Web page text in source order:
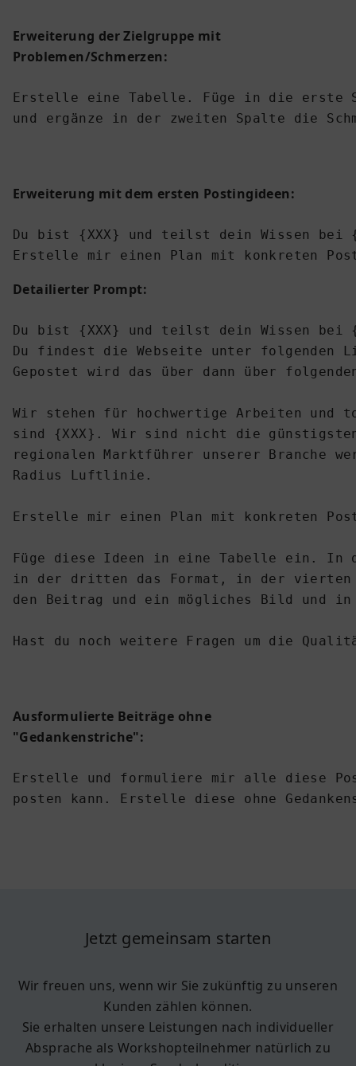
Erweiterung der Zielgruppe mit
Problemen/Schmerzen:
Erstelle eine Tabelle. Füge in die erste
und ergänze in der zweiten Spalte die
Erweiterung mit dem ersten Postingideen:
Du bist {XXX} und teilst dein Wissen bei
Erstelle mir einen Plan mit konkreten
Detailierter Prompt:
Du bist {XXX} und teilst dein Wissen bei
Du findest die Webseite unter folgenden
Gepostet wird das über dann über
Wir stehen für hochwertige Arbeiten und
sind {XXX}. Wir sind nicht die
regionalen Marktführer unserer Branche
Radius Luftlinie.
Erstelle mir einen Plan mit konkreten
Füge diese Ideen in eine Tabelle ein. In
in der dritten das Format, in der
den Beitrag und ein mögliches Bild und in
Hast du noch weitere Fragen um die
Ausformulierte Beiträge ohne
"Gedankenstriche":
Erstelle und formuliere mir alle diese
posten kann. Erstelle diese ohne
Jetzt gemeinsam starten
Wir freuen uns, wenn wir Sie zukünftig zu unseren
Kunden zählen können.
Sie erhalten unsere Leistungen nach individueller
Absprache als Workshopteilnehmer natürlich zu